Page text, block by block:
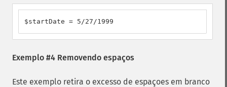
$startDate = 5/27/1999
Exemplo #4 Removendo espaços
Este exemplo retira o excesso de espaçoes em branco